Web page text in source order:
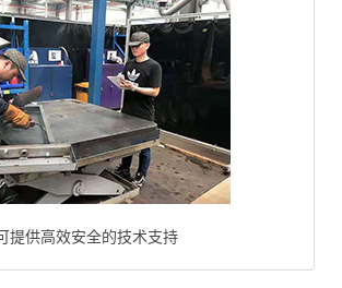
提供高效安全的技术支持